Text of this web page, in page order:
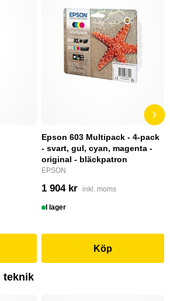
Epson 603 Multipack - 4-pack
- svart, gul, cyan, magenta -
original - bläckpatron
EPSON
1 904 kr inkl. moms
I lager
Köp
teknik